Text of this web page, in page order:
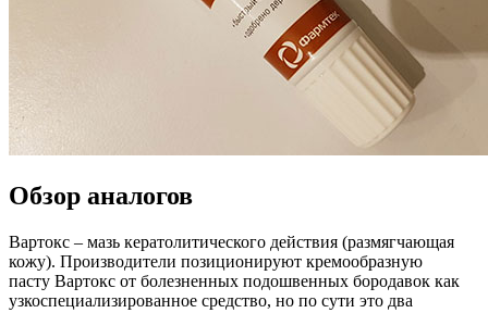
Обзор аналогов
Вартокс – мазь кератолитического действия (размягчающая
кожу). Производители позиционируют кремообразную
пасту Вартокс от болезненных подошвенных бородавок как
узкоспециализированное средство, но по сути это два